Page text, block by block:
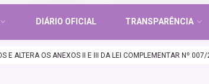
DIÁRIO OFICIAL TRANSPARÊNCIA
E ALTERA OS ANEXOS II E III DA LEI COMPLEMENTAR Nº